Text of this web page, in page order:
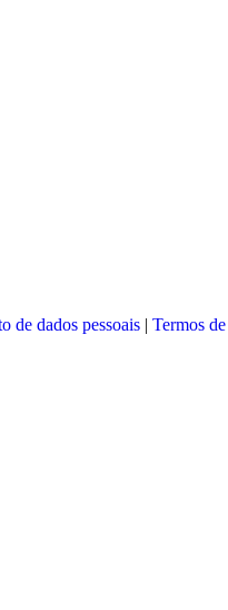
de dados pessoais | Termos